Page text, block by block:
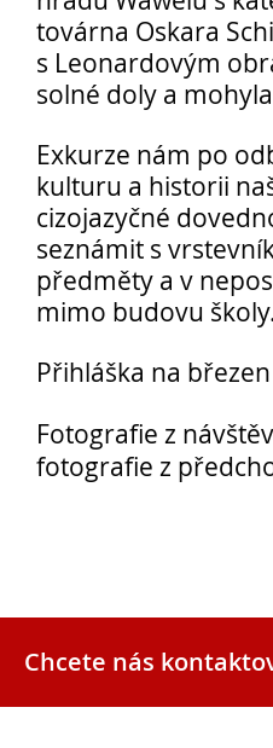
Přijímací řízení
továrna Oskara
s Leonardovým
solné doly a
Exkurze nám po
kulturu a historii
cizojazyčné
seznámit s
předměty a v
mimo budovu školy.
Přihláška na
Fotografie z
fotografie z
Chcete nás